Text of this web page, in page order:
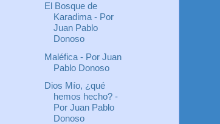
El Bosque de
Karadima - Por
Juan Pablo
Donoso
Maléfica - Por Juan
Pablo Donoso
Dios Mío, ¿qué
hemos hecho? -
Por Juan Pablo
Donoso